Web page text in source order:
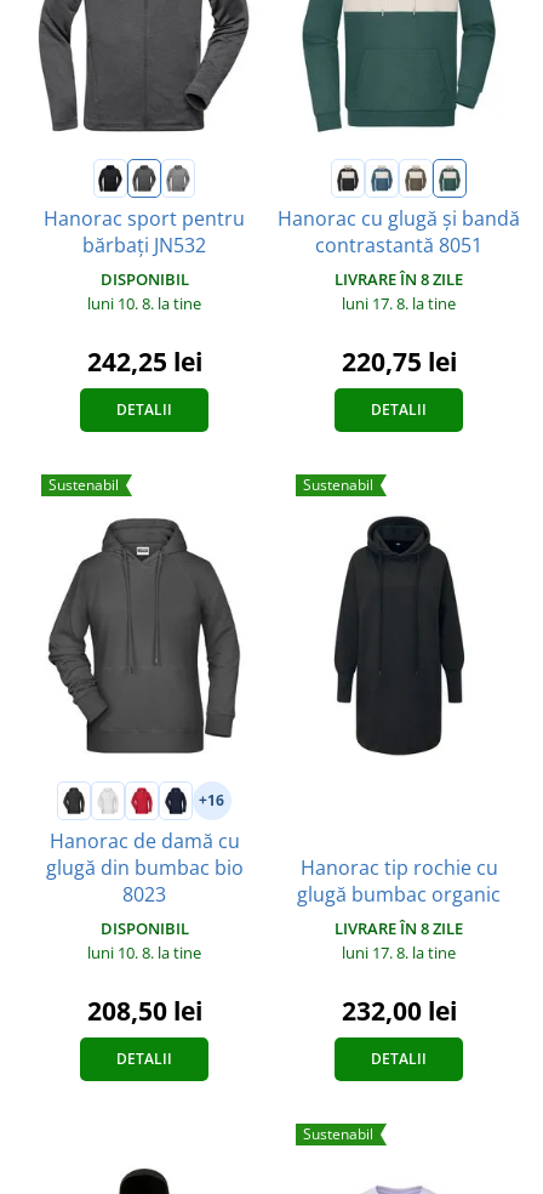
Hanorac sport pentru
bărbați JN532
DISPONIBIL
luni 10. 8. la tine
242,25 lei
DETALII
Hanorac cu glugă și bandă
contrastantă 8051
LIVRARE ÎN 8 ZILE
luni 17. 8. la tine
220,75 lei
DETALII
Sustenabil
+16
Hanorac de damă cu
glugă din bumbac bio
8023
DISPONIBIL
luni 10. 8. la tine
208,50 lei
DETALII
Sustenabil
Hanorac tip rochie cu
glugă bumbac organic
LIVRARE ÎN 8 ZILE
luni 17. 8. la tine
232,00 lei
DETALII
Sustenabil